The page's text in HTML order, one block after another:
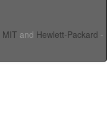
MIT and Hewlett-Packard -